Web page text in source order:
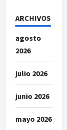
ARCHIVOS
agosto
2026
julio 2026
junio 2026
mayo 2026